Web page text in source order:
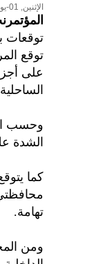
الإثنين, 01-يونيو-2026
توقعات
توقع
على
الساحلية خلال
وحسب
الشدة
كما
تهامة.
ومن